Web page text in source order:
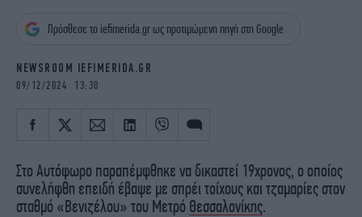
OSCARS
THE OCEAN
Πρόσθεσε το iefimerida.gr ως προτιμώμενη πηγή στη Google
NEWSROOM IEFIMERIDA.GR
09/12/2024 13:30
Στο Αυτόφωρο παραπέμφθηκε να δικαστεί 19χρονος, ο οποίος
συνελήφθη επειδή έβαψε με σπρέι τοίχους και τζαμαρίες στον
σταθμό «Βενιζέλου» του Μετρό Θεσσαλονίκης.